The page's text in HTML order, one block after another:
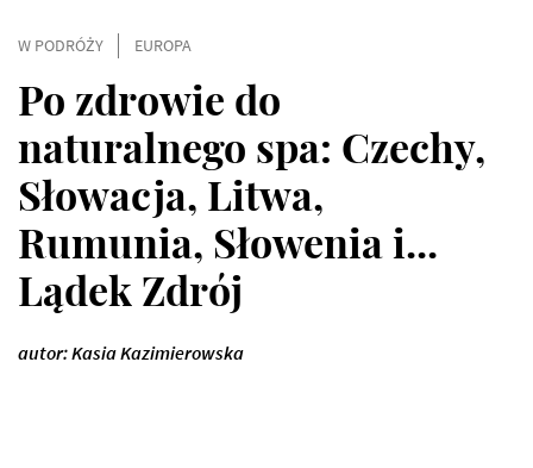
W PODRÓŻY EUROPA
Po zdrowie do
naturalnego spa: Czechy,
Słowacja, Litwa,
Rumunia, Słowenia i...
Lądek Zdrój
autor: Kasia Kazimierowska